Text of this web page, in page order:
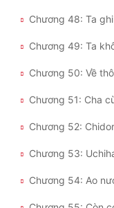
Cẩu Đạo Trường Sinh
Ngự Thú
Truyện Nam
Truyện Nữ
Vô Địch Lưu
Xây Dựng Thế Lực
Đam Mỹ
Chương 48: Ta
Chương 49: Ta
Chương 50: Về
Chương 51: Cha
Chương 52:
Chương 53:
Chương 54: Ao